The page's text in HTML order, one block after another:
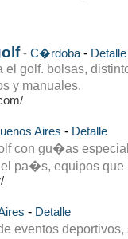
- C�rdoba - Detalle
el golf. bolsas,
y manuales.
Aires - Detalle
con gu�as
pa�s, equipos que
- Detalle
eventos